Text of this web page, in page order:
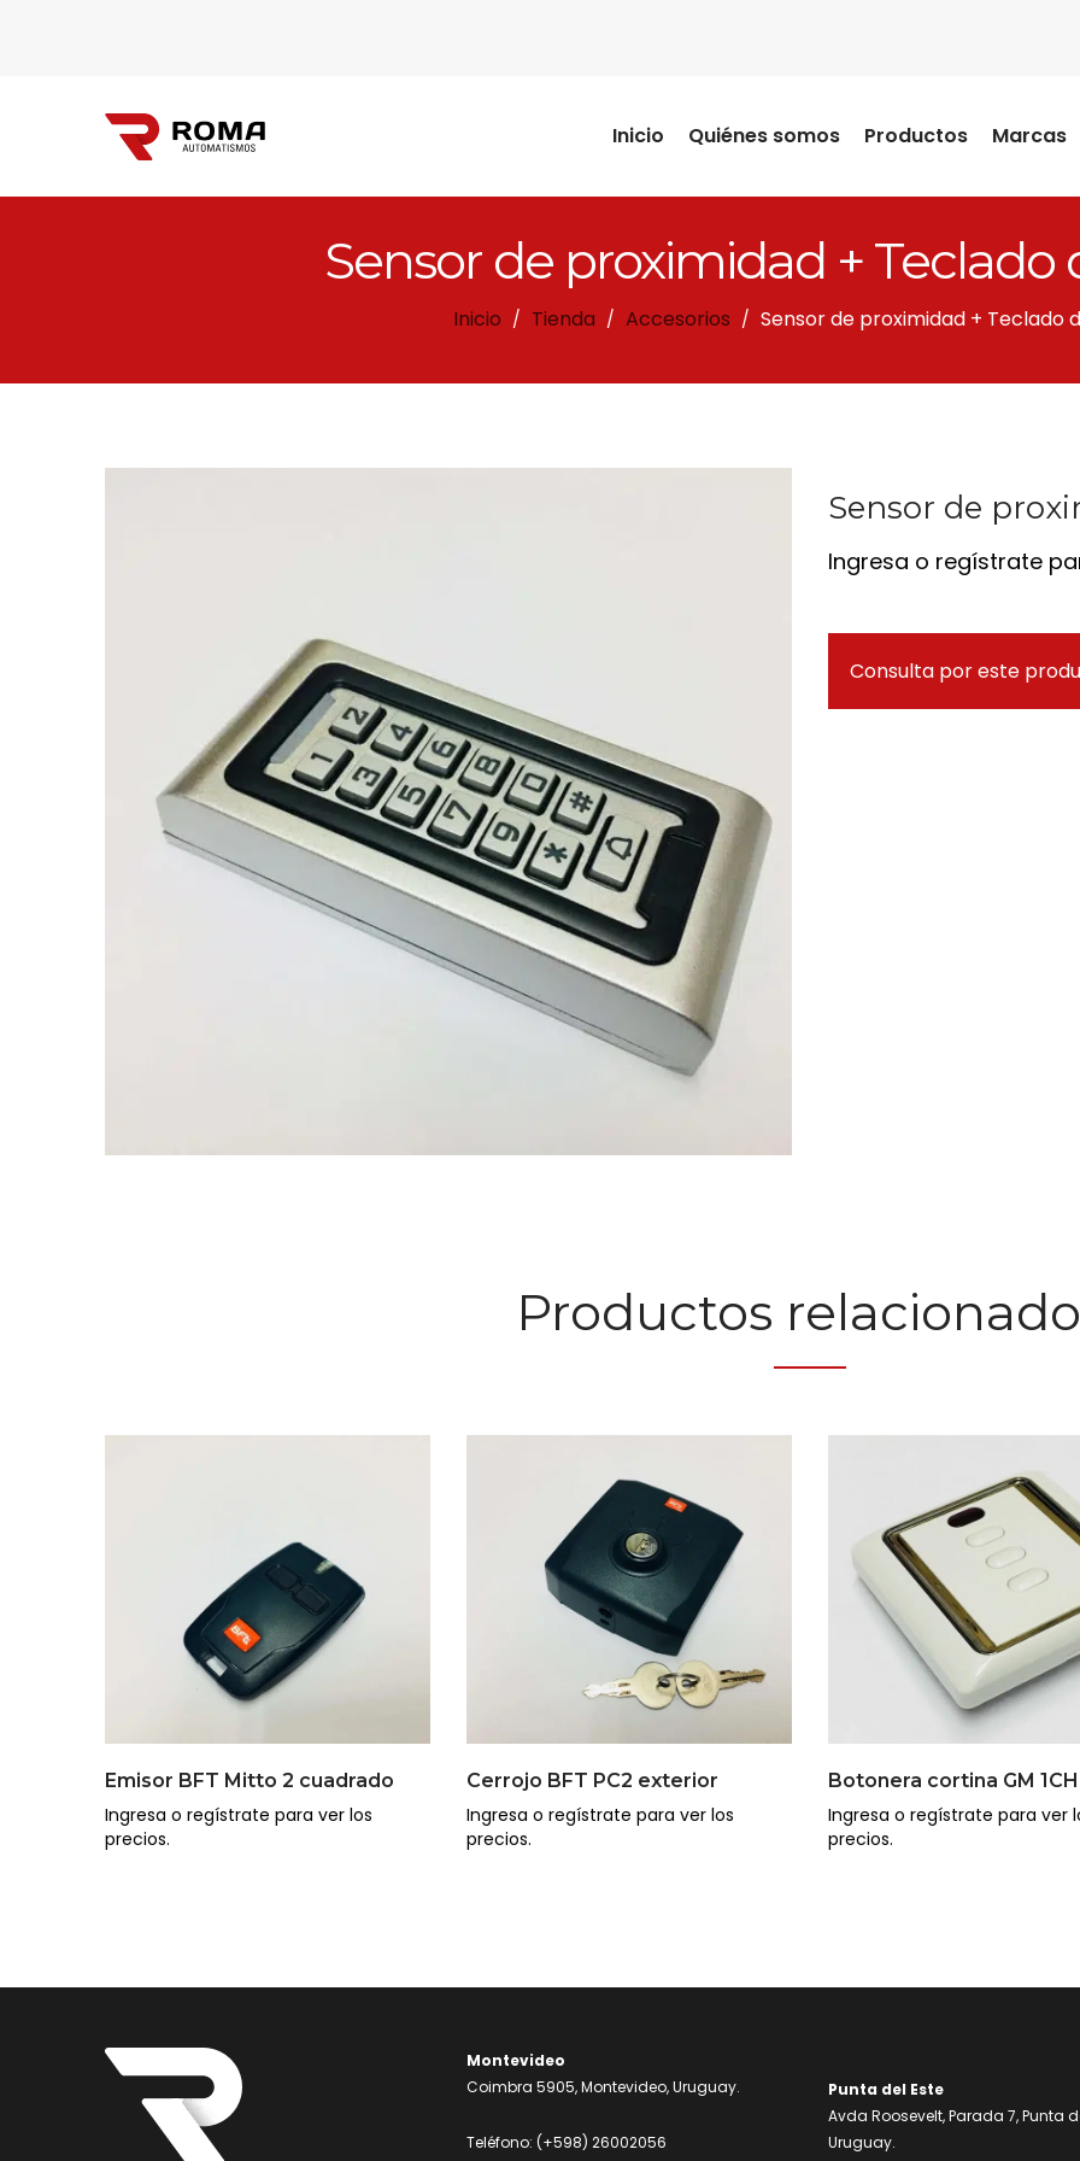
Inicio Quiénes somos Productos Marcas
Sensor de proximidad + Teclado
Inicio / Tienda / Accesorios / Sensor de proximidad + Teclado
Sensor de
Ingresa o regístrate
Consulta por este
Productos
Emisor BFT Mitto 2 cuadrado
Ingresa o regístrate para ver los
precios.
Cerrojo BFT PC2 exterior
Ingresa o regístrate para ver los
precios.
Botonera cortina GM 1CH
Ingresa o regístrate para ver
precios.
Montevideo
Coimbra 5905, Montevideo, Uruguay.
Teléfono: (+598) 26002056
Punta del Este
Avda Roosevelt, Parada 7, Punta
Uruguay.